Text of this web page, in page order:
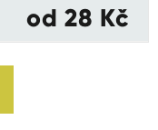
od28 Kč